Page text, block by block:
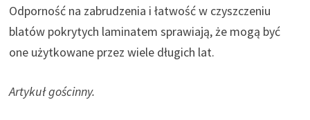
Odporność na zabrudzenia i łatwość w czyszczeniu
blatów pokrytych laminatem sprawiają, że mogą być
one użytkowane przez wiele długich lat.
Artykuł gościnny.